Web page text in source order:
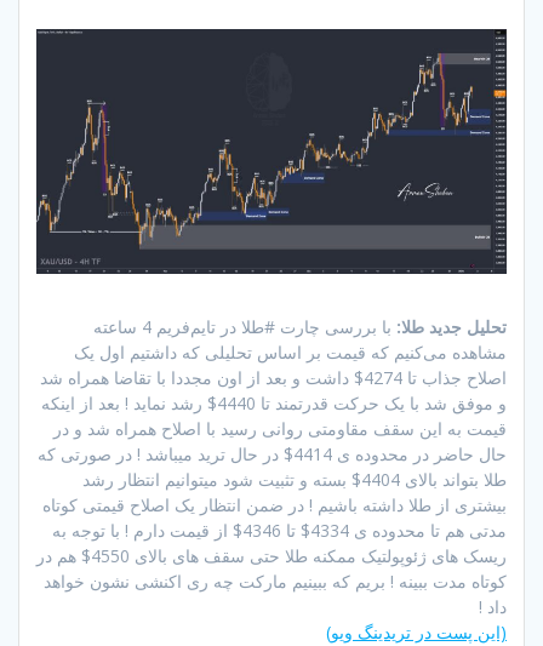
تحلیل جدید طلا:
با بررسی چارت #طلا در تایم‌فریم 4 ساعته
مشاهده می‌کنیم که قیمت بر اساس تحلیلی که داشتیم اول یک
اصلاح جذاب تا 4274$ داشت و بعد از اون مجددا با تقاضا همراه شد
و موفق شد با یک حرکت قدرتمند تا 4440$ رشد نماید ! بعد از اینکه
قیمت به این سقف مقاومتی روانی رسید با اصلاح همراه شد و در
حال حاضر در محدوده ی 4414$ در حال ترید میباشد ! در صورتی که
طلا بتواند بالای 4404$ بسته و تثبیت شود میتوانیم انتظار رشد
بیشتری از طلا داشته باشیم ! در ضمن انتظار یک اصلاح قیمتی کوتاه
مدتی هم تا محدوده ی 4334$ تا 4346$ از قیمت دارم ! با توجه به
ریسک های ژئوپولتیک ممکنه طلا حتی سقف های بالای 4550$ هم در
کوتاه مدت ببینه ! بریم که ببینیم مارکت چه ری اکنشی نشون خواهد
داد !
(این پست در تریدینگ ویو)